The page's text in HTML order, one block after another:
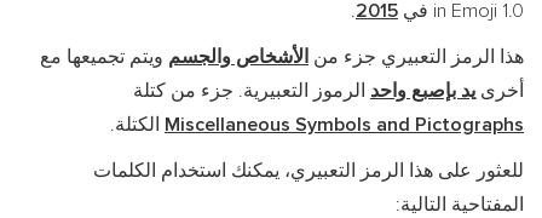
in Emoji 1.0 في
2015
.
هذا الرمز التعبيري جزء من الأشخاص والجسم ويتم تجميعها مع
أخرىيد بإصبع واحد الرموز التعبيرية. جزء من كتلة
Miscellaneous Symbols and Pictographs الكتلة.
للعثور على هذا الرمز التعبيري، يمكنك استخدام الكلمات
المفتاحية التالية: